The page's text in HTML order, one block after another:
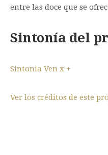
entre las doce que se
Sintonía del
Sintonia Ven x +
Ver los créditos de este